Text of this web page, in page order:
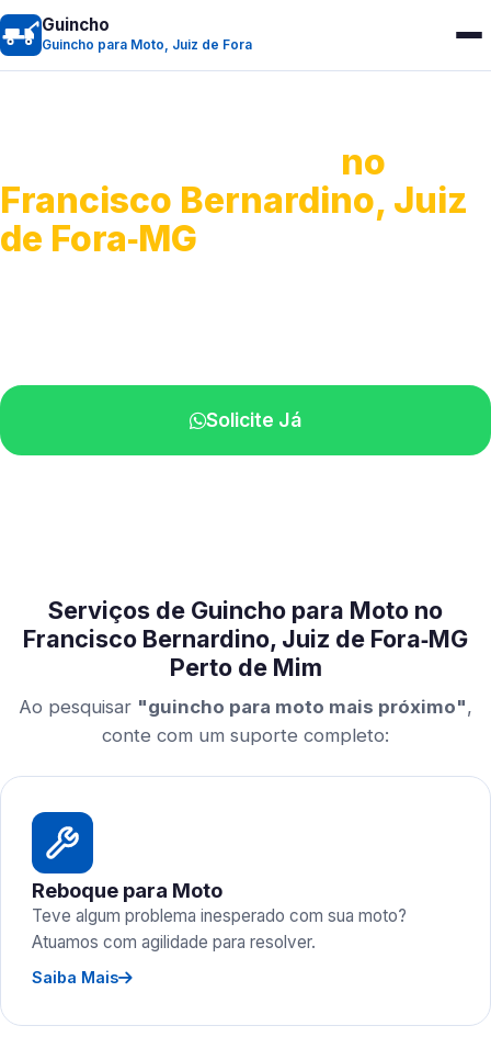
Guincho
Guincho para Moto, Juiz de Fora
no
Francisco Bernardino, Juiz
de Fora‑MG
Solicite Já
Serviços de Guincho para Moto no
Francisco Bernardino, Juiz de Fora‑MG
Perto de Mim
Ao pesquisar "guincho para moto mais próximo",
conte com um suporte completo:
Reboque para Moto
Teve algum problema inesperado com sua moto?
Atuamos com agilidade para resolver.
Saiba Mais